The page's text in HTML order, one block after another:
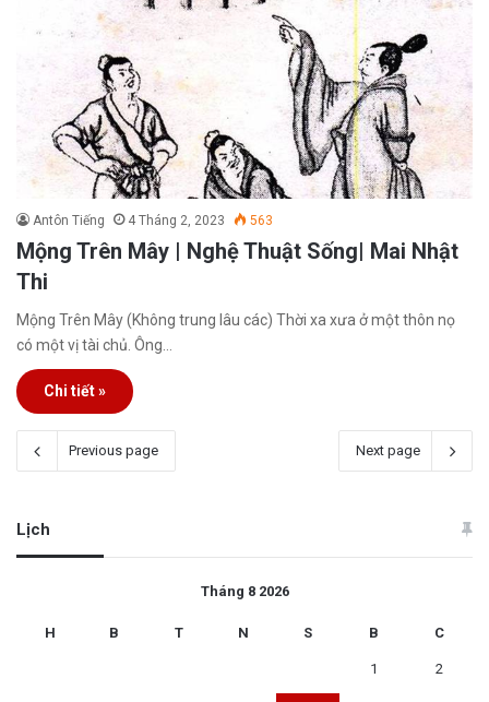
Antôn Tiếng 4 Tháng 2, 2023 563
Mộng Trên Mây | Nghệ Thuật Sống| Mai Nhật
Thi
Mộng Trên Mây (Không trung lâu các) Thời xa xưa ở một thôn nọ
có một vị tài chủ. Ông…
Chi tiết »
Previous page Next page
Lịch
Tháng 8 2026
H B T N S B C
1 2